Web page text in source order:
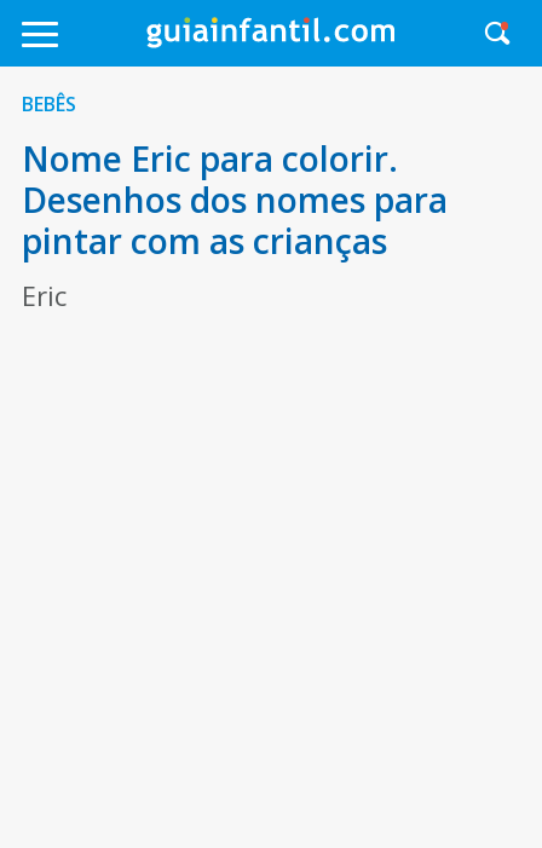
BEBÊS
Nome Eric para colorir.
Desenhos dos nomes para
pintar com as crianças
Eric